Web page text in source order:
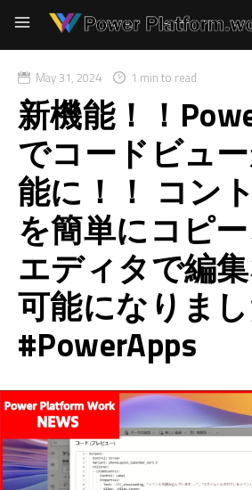
May 31, 2024 1 min to read
新機能！！
でコードビュ
能に！！ コン
を簡単にコピ
エディタで編
可能になりま
#PowerApps